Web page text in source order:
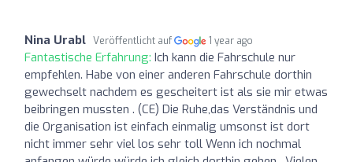
Nina Urabl Veröffentlicht auf 1 year ago
Fantastische Erfahrung: Ich kann die Fahrschule nur
empfehlen. Habe von einer anderen Fahrschule dorthin
gewechselt nachdem es gescheitert ist als sie mir etwas
beibringen mussten . (CE) Die Ruhe,das Verständnis und
die Organisation ist einfach einmalig umsonst ist dort
nicht immer sehr viel los sehr toll Wenn ich nochmal